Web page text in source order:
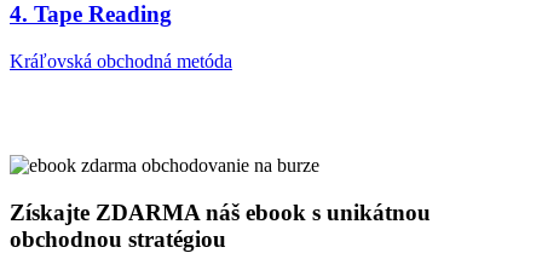
4. Tape Reading
Kráľovská obchodná metóda
Získajte ZDARMA náš ebook s unikátnou
obchodnou stratégiou